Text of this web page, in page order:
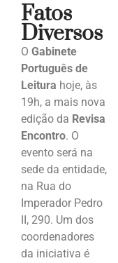
Fatos
Diversos
O Gabinete
Português de
Leitura hoje, às
19h, a mais nova
edição da Revisa
Encontro. O
evento será na
sede da entidade,
na Rua do
Imperador Pedro
II, 290. Um dos
coordenadores
da iniciativa é